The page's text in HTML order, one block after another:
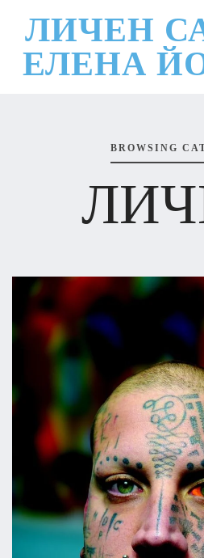
ЛИЧЕН
ЕЛЕНА
BROWSING